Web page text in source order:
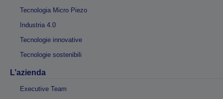
Tecnologia Micro Piezo
Industria 4.0
Tecnologie innovative
Tecnologie sostenibili
L’azienda
Executive Team